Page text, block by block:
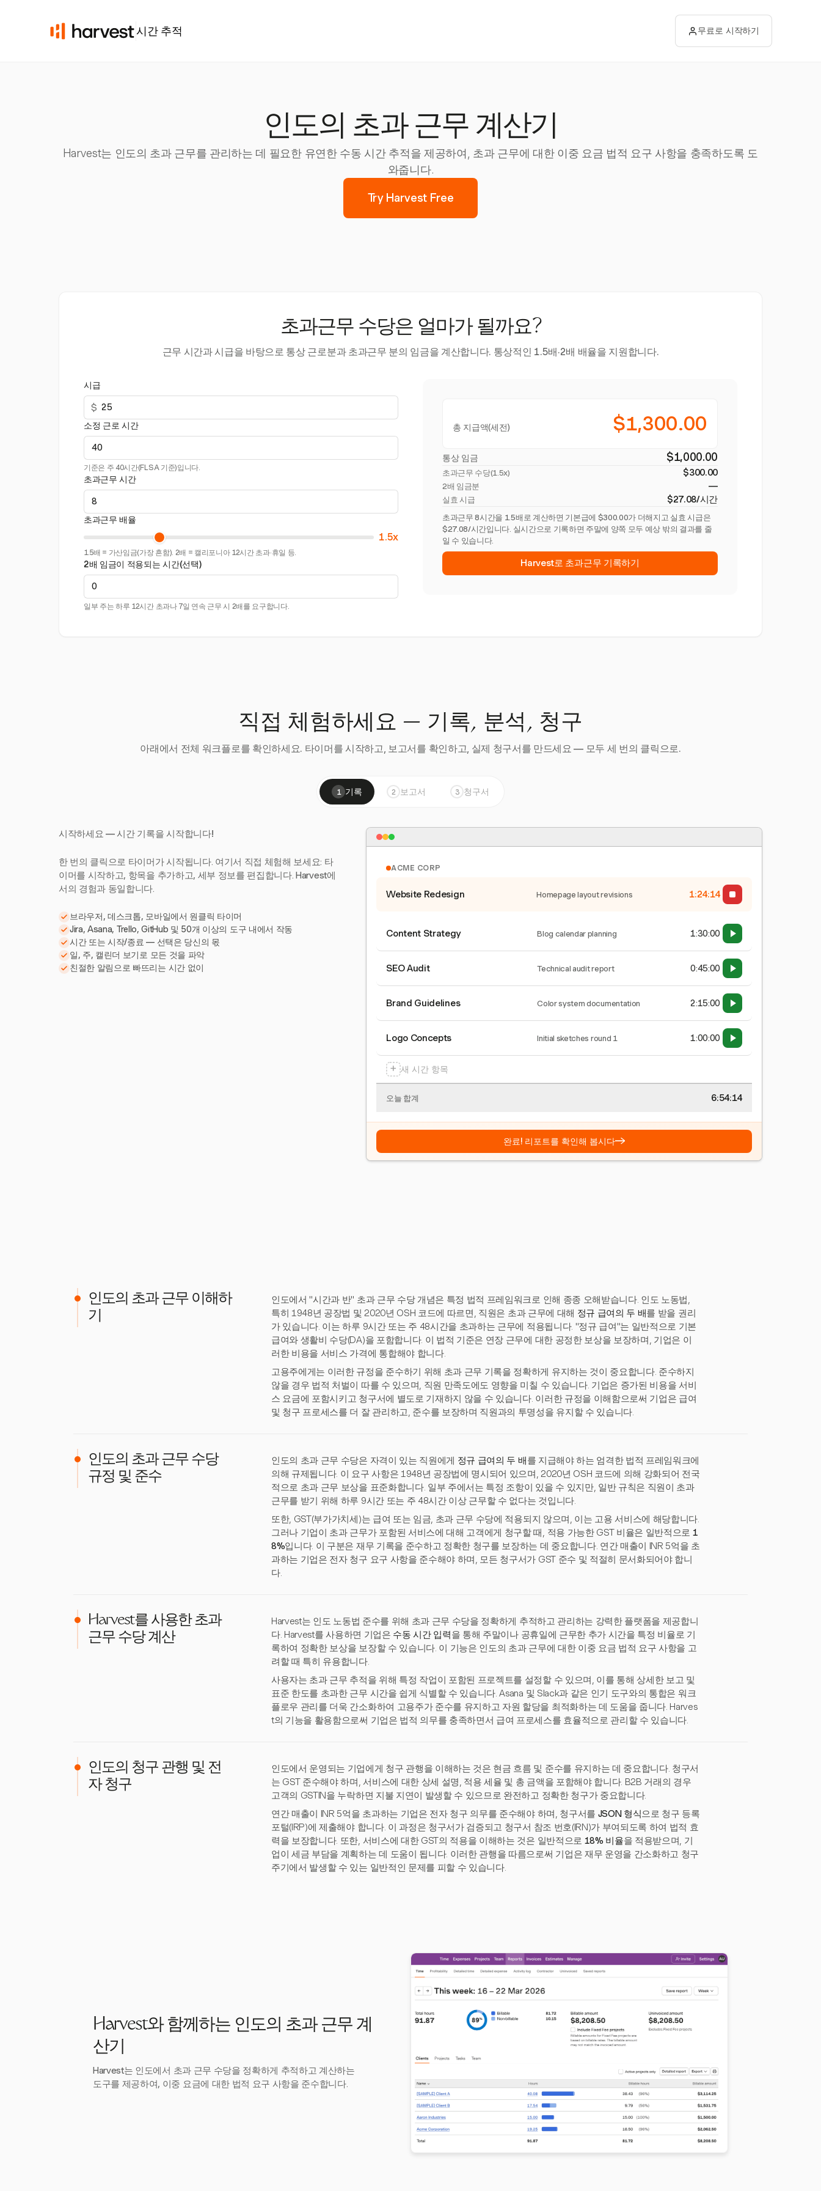
시간 추적 무료로 시작하기
인도의 초과 근무 계산기
Harvest는 인도의 초과 근무를 관리하는 데 필요한 유연한 수동 시간 추적을 제공하여, 초과 근무에 대한 이중 요금 법적 요구 사항을 충족하도록 도
와줍니다.
Try Harvest Free
초과근무 수당은 얼마가 될까요?
근무 시간과 시급을 바탕으로 통상 근로분과 초과근무 분의 임금을 계산합니다. 통상적인 1.5배·2배 배율을 지원합니다.
시급
$
소정 근로 시간
기준은 주 40시간(FLSA 기준)입니다.
초과근무 시간
초과근무 배율
1.5x
1.5배 = 가산임금(가장 흔함). 2배 = 캘리포니아 12시간 초과·휴일 등.
2배 임금이 적용되는 시간(선택)
일부 주는 하루 12시간 초과나 7일 연속 근무 시 2배를 요구합니다.
총 지급액(세전) $1,300.00
통상 임금 $1,000.00
초과근무 수당(1.5x) $300.00
2배 임금분 —
실효 시급 $27.08/시간
초과근무 8시간을 1.5배로 계산하면 기본급에 $300.00가 더해지고 실효 시급은
$27.08/시간입니다. 실시간으로 기록하면 주말에 양쪽 모두 예상 밖의 결과를 줄
일 수 있습니다.
Harvest로 초과근무 기록하기
직접 체험하세요 — 기록, 분석, 청구
아래에서 전체 워크플로를 확인하세요. 타이머를 시작하고, 보고서를 확인하고, 실제 청구서를 만드세요 — 모두 세 번의 클릭으로.
1 기록 2 보고서 3 청구서
시작하세요 — 시간 기록을 시작합니다!
한 번의 클릭으로 타이머가 시작됩니다. 여기서 직접 체험해 보세요: 타
이머를 시작하고, 항목을 추가하고, 세부 정보를 편집합니다. Harvest에
서의 경험과 동일합니다.
브라우저, 데스크톱, 모바일에서 원클릭 타이머
Jira, Asana, Trello, GitHub 및 50개 이상의 도구 내에서 작동
시간 또는 시작/종료 — 선택은 당신의 몫
일, 주, 캘린더 보기로 모든 것을 파악
친절한 알림으로 빠뜨리는 시간 없이
ACME CORP
Website Redesign Homepage layout revisions 1:24:15
Content Strategy Blog calendar planning 1:30:00
SEO Audit Technical audit report 0:45:00
Brand Guidelines Color system documentation 2:15:00
Logo Concepts Initial sketches round 1 1:00:00
+ 새 시간 항목
오늘 합계 6:54:15
완료! 리포트를 확인해 봅시다→
인도의 초과 근무 이해하
기
인도에서 "시간과 반" 초과 근무 수당 개념은 특정 법적 프레임워크로 인해 종종 오해받습니다. 인도 노동법,
특히 1948년 공장법 및 2020년 OSH 코드에 따르면, 직원은 초과 근무에 대해 정규 급여의 두 배를 받을 권리
가 있습니다. 이는 하루 9시간 또는 주 48시간을 초과하는 근무에 적용됩니다. "정규 급여"는 일반적으로 기본
급여와 생활비 수당(DA)을 포함합니다. 이 법적 기준은 연장 근무에 대한 공정한 보상을 보장하며, 기업은 이
러한 비용을 서비스 가격에 통합해야 합니다.
고용주에게는 이러한 규정을 준수하기 위해 초과 근무 기록을 정확하게 유지하는 것이 중요합니다. 준수하지
않을 경우 법적 처벌이 따를 수 있으며, 직원 만족도에도 영향을 미칠 수 있습니다. 기업은 증가된 비용을 서비
스 요금에 포함시키고 청구서에 별도로 기재하지 않을 수 있습니다. 이러한 규정을 이해함으로써 기업은 급여
및 청구 프로세스를 더 잘 관리하고, 준수를 보장하며 직원과의 투명성을 유지할 수 있습니다.
인도의 초과 근무 수당
규정 및 준수
인도의 초과 근무 수당은 자격이 있는 직원에게 정규 급여의 두 배를 지급해야 하는 엄격한 법적 프레임워크에
의해 규제됩니다. 이 요구 사항은 1948년 공장법에 명시되어 있으며, 2020년 OSH 코드에 의해 강화되어 전국
적으로 초과 근무 보상을 표준화합니다. 일부 주에서는 특정 조항이 있을 수 있지만, 일반 규칙은 직원이 초과
근무를 받기 위해 하루 9시간 또는 주 48시간 이상 근무할 수 없다는 것입니다.
또한, GST(부가가치세)는 급여 또는 임금, 초과 근무 수당에 적용되지 않으며, 이는 고용 서비스에 해당합니다.
그러나 기업이 초과 근무가 포함된 서비스에 대해 고객에게 청구할 때, 적용 가능한 GST 비율은 일반적으로 1
8%입니다. 이 구분은 재무 기록을 준수하고 정확한 청구를 보장하는 데 중요합니다. 연간 매출이 INR 5억을 초
과하는 기업은 전자 청구 요구 사항을 준수해야 하며, 모든 청구서가 GST 준수 및 적절히 문서화되어야 합니
다.
Harvest를 사용한 초과
근무 수당 계산
Harvest는 인도 노동법 준수를 위해 초과 근무 수당을 정확하게 추적하고 관리하는 강력한 플랫폼을 제공합니
다. Harvest를 사용하면 기업은 수동 시간 입력을 통해 주말이나 공휴일에 근무한 추가 시간을 특정 비율로 기
록하여 정확한 보상을 보장할 수 있습니다. 이 기능은 인도의 초과 근무에 대한 이중 요금 법적 요구 사항을 고
려할 때 특히 유용합니다.
사용자는 초과 근무 추적을 위해 특정 작업이 포함된 프로젝트를 설정할 수 있으며, 이를 통해 상세한 보고 및
표준 한도를 초과한 근무 시간을 쉽게 식별할 수 있습니다. Asana 및 Slack과 같은 인기 도구와의 통합은 워크
플로우 관리를 더욱 간소화하여 고용주가 준수를 유지하고 자원 할당을 최적화하는 데 도움을 줍니다. Harves
t의 기능을 활용함으로써 기업은 법적 의무를 충족하면서 급여 프로세스를 효율적으로 관리할 수 있습니다.
인도의 청구 관행 및 전
자 청구
인도에서 운영되는 기업에게 청구 관행을 이해하는 것은 현금 흐름 및 준수를 유지하는 데 중요합니다. 청구서
는 GST 준수해야 하며, 서비스에 대한 상세 설명, 적용 세율 및 총 금액을 포함해야 합니다. B2B 거래의 경우
고객의 GSTIN을 누락하면 지불 지연이 발생할 수 있으므로 완전하고 정확한 청구가 중요합니다.
연간 매출이 INR 5억을 초과하는 기업은 전자 청구 의무를 준수해야 하며, 청구서를 JSON 형식으로 청구 등록
포털(IRP)에 제출해야 합니다. 이 과정은 청구서가 검증되고 청구서 참조 번호(IRN)가 부여되도록 하여 법적 효
력을 보장합니다. 또한, 서비스에 대한 GST의 적용을 이해하는 것은 일반적으로 18% 비율을 적용받으며, 기
업이 세금 부담을 계획하는 데 도움이 됩니다. 이러한 관행을 따름으로써 기업은 재무 운영을 간소화하고 청구
주기에서 발생할 수 있는 일반적인 문제를 피할 수 있습니다.
Harvest와 함께하는 인도의 초과 근무 계
산기
Harvest는 인도에서 초과 근무 수당을 정확하게 추적하고 계산하는
도구를 제공하여, 이중 요금에 대한 법적 요구 사항을 준수합니다.